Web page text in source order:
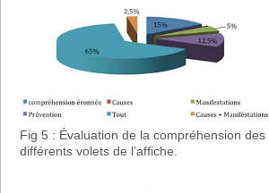
Fig 5 : Évaluation de la compréhension des
différents volets de l’affiche.